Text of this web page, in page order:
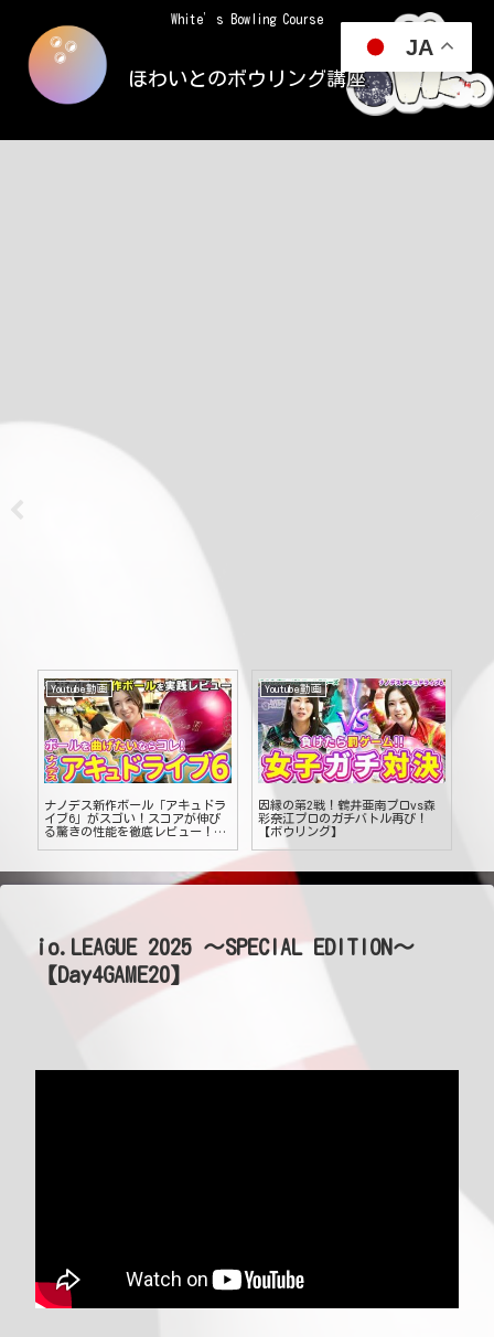
White’s Bowling Course
ほわいとのボウリング講座
Youtube動画
ナノデス新作ボール「アキュドラ
イブ6」がスゴい！スコアが伸び
る驚きの性能を徹底レビュー！
Youtube動画
因縁の第2戦！鶴井亜南プロvs森
彩奈江プロのガチバトル再び！
【ボウリング】
io.LEAGUE 2025 ～SPECIAL EDITION～
【Day4GAME20】
JA